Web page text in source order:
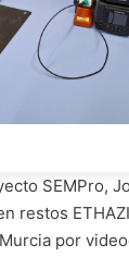
SEMPro,
restos
por